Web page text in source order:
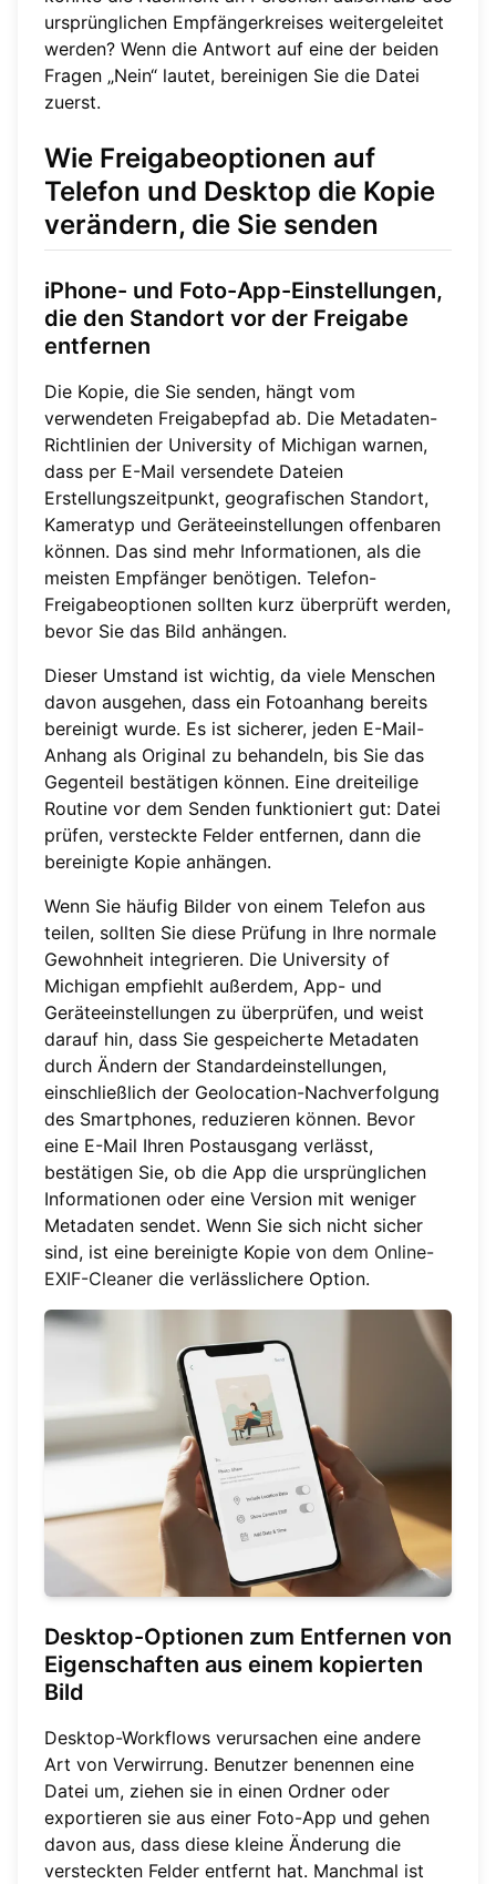
ursprünglichen Empfängerkreises weitergeleitet
werden? Wenn die Antwort auf eine der beiden
Fragen „Nein“ lautet, bereinigen Sie die Datei
zuerst.
Wie Freigabeoptionen auf
Telefon und Desktop die Kopie
verändern, die Sie senden
iPhone- und Foto-App-Einstellungen,
die den Standort vor der Freigabe
entfernen
Die Kopie, die Sie senden, hängt vom
verwendeten Freigabepfad ab. Die Metadaten-
Richtlinien der University of Michigan warnen,
dass per E-Mail versendete Dateien
Erstellungszeitpunkt, geografischen Standort,
Kameratyp und Geräteeinstellungen offenbaren
können. Das sind mehr Informationen, als die
meisten Empfänger benötigen. Telefon-
Freigabeoptionen sollten kurz überprüft werden,
bevor Sie das Bild anhängen.
Dieser Umstand ist wichtig, da viele Menschen
davon ausgehen, dass ein Fotoanhang bereits
bereinigt wurde. Es ist sicherer, jeden E-Mail-
Anhang als Original zu behandeln, bis Sie das
Gegenteil bestätigen können. Eine dreiteilige
Routine vor dem Senden funktioniert gut: Datei
prüfen, versteckte Felder entfernen, dann die
bereinigte Kopie anhängen.
Wenn Sie häufig Bilder von einem Telefon aus
teilen, sollten Sie diese Prüfung in Ihre normale
Gewohnheit integrieren. Die University of
Michigan empfiehlt außerdem, App- und
Geräteeinstellungen zu überprüfen, und weist
darauf hin, dass Sie gespeicherte Metadaten
durch Ändern der Standardeinstellungen,
einschließlich der Geolocation-Nachverfolgung
des Smartphones, reduzieren können. Bevor
eine E-Mail Ihren Postausgang verlässt,
bestätigen Sie, ob die App die ursprünglichen
Informationen oder eine Version mit weniger
Metadaten sendet. Wenn Sie sich nicht sicher
sind, ist eine bereinigte Kopie von dem Online-
EXIF-Cleaner die verlässlichere Option.
Desktop-Optionen zum Entfernen von
Eigenschaften aus einem kopierten
Bild
Desktop-Workflows verursachen eine andere
Art von Verwirrung. Benutzer benennen eine
Datei um, ziehen sie in einen Ordner oder
exportieren sie aus einer Foto-App und gehen
davon aus, dass diese kleine Änderung die
versteckten Felder entfernt hat. Manchmal ist